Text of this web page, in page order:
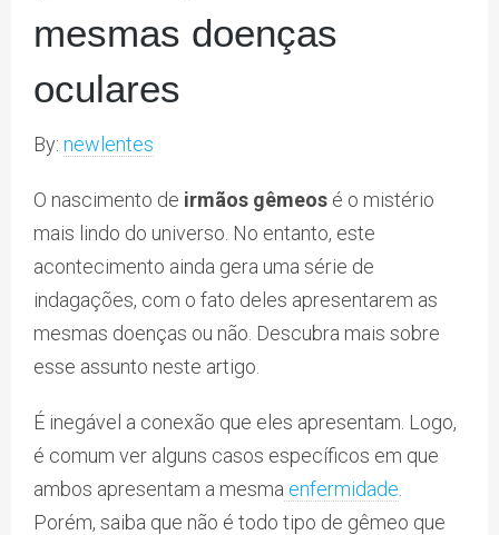
mesmas doenças
oculares
By: newlentes
O nascimento de irmãos gêmeos é o mistério
mais lindo do universo. No entanto, este
acontecimento ainda gera uma série de
indagações, com o fato deles apresentarem as
mesmas doenças ou não. Descubra mais sobre
esse assunto neste artigo.
É inegável a conexão que eles apresentam. Logo,
é comum ver alguns casos específicos em que
ambos apresentam a mesma enfermidade
Porém, saiba que não é todo tipo de gêmeo que